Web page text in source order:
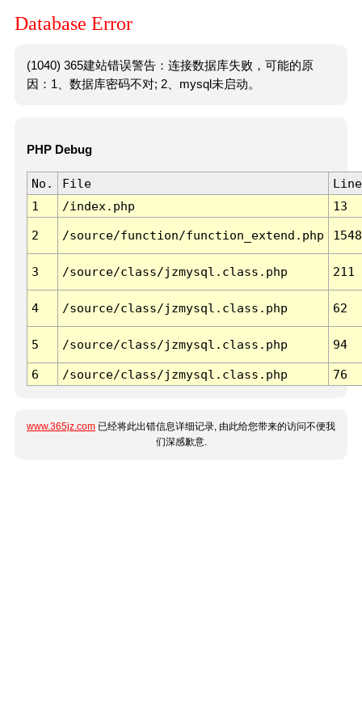
Database Error
(1040) 365建站错误警告：连接数据库失败，可能的原
因：1、数据库密码不对; 2、mysql未启动。
PHP Debug
No. File
Line
1
/index.php 13
2 /source/function/function_extend.php 1548
3 /source/class/jzmysql.class.php 211
4 /source/class/jzmysql.class.php 62
5 /source/class/jzmysql.class.php 94
6 /source/class/jzmysql.class.php 76
www.365jz.com 已经将此出错信息详细记录, 由此给您带来的访问不便我
们深感歉意.